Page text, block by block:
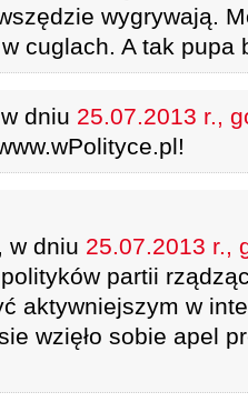
wygrywają.
cuglach. A tak pupa
dniu 25.07.2013 r.,
, w dniu 25.07.2013 r.,
partii
aktywniejszym w
wzięło sobie apel